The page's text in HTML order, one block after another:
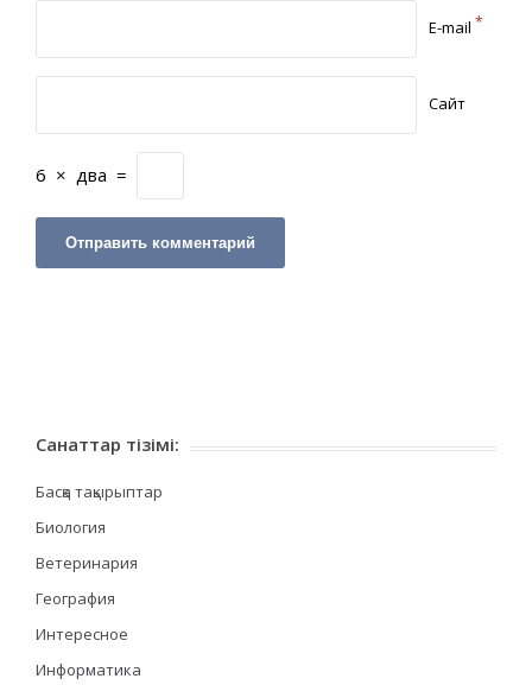
E-mail *
Сайт
6 × два =
Санаттар тізімі:
Басқа тақырыптар
Биология
Ветеринария
География
Интересное
Информатика